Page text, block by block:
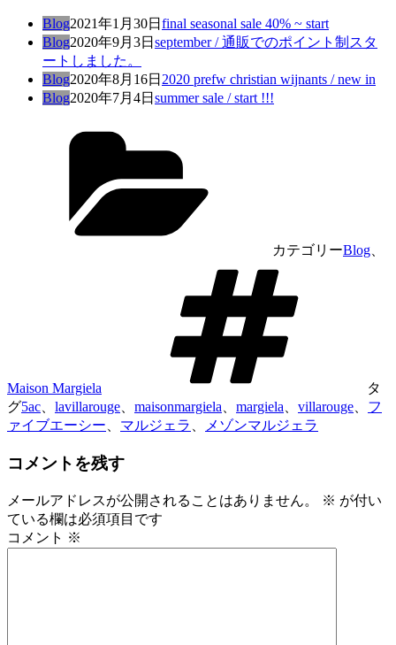
Blog2021年1月30日 final seasonal sale 40% ~ start
Blog2020年9月3日 september / 通販でのポイント制スタ
ートしました。
Blog2020年8月16日 2020 prefw christian wijnants / new in
Blog2020年7月4日 summer sale / start !!!
カテゴリーBlog
Maison Margiela
タ
グ5ac lavillarouge maisonmargiela margiela villarouge
フ
ァイブエーシー
マルジェラ メゾンマルジェラ
コメントを残す
メールアドレスが公開されることはありません。 ※ が付い
ている欄は必須項目です
コメント ※